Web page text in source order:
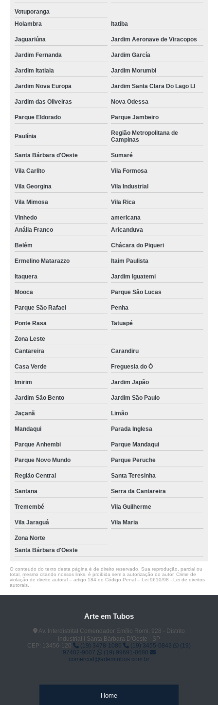
Votuporanga
Holambra
Itatiba
Jaguariúna Jardim Aeronave de Viracopos
Jardim Fernanda Jardim García
Jardim Itatiaia Jardim Morumbi
Jardim Nova Europa Jardim Santa Clara Do Lago Ll
Jardim das Oliveiras Nova Odessa
Parque Eldorado Parque Jambeiro
Paulínia
Região Metropolitana de
Campinas
Santa Bárbara d'Oeste Sumaré
Vila Carlito Vila Formosa
Vila Georgina Vila Industrial
Vila Mimosa Vila Rica
Vinhedo
americana
Anália Franco
Aricanduva
Belém Chácara do Piqueri
Ermelino Matarazzo Itaim Paulista
Itaquera Jardim Iguatemi
Mooca Parque São Lucas
Parque São Rafael Penha
Ponte Rasa Tatuapé
Zona Leste
Cantareira
Carandiru
Casa Verde Freguesia do Ó
Imirim Jardim Japão
Jardim São Bento Jardim São Paulo
Jaçanã Limão
Mandaqui Parada Inglesa
Parque Anhembi Parque Mandaqui
Parque Novo Mundo Parque Peruche
Região Central Santa Teresinha
Santana Serra da Cantareira
Tremembé Vila Guilherme
Vila Jaraguá Vila Maria
Zona Norte
Santa Bárbara d'Oeste
O conteúdo do texto desta página é de direito reservado. Sua reprodução, parcial ou
total, mesmo citando nossos links, é proibida sem a autorização do autor. Crime de
violação de direito autoral – artigo 184 do Código Penal – Lei 9610/98 - Lei de direitos
autorais
Arte em Tubos
Av. Interdistrital Comendador Emílio Romi, 928 - Distrito
Industrial I Santa Bárbara D'Oeste - SP
CEP: 13456-120
(19) 3478-1086 (19) 3455-0843
(19)
97402-9007
(19) 99691-0680
comercial@artemtubos.com.br
Home